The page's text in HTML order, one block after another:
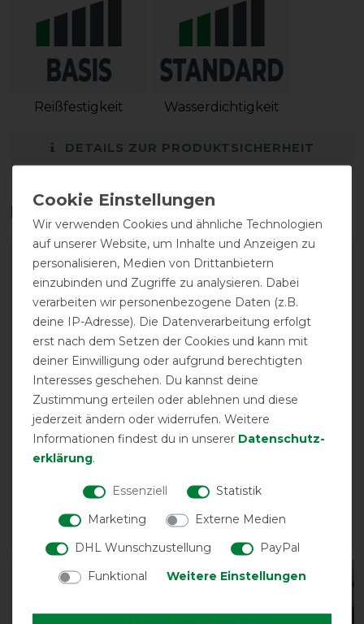
Reißfestigkeit Wasserdichtigkeit
DETAILS ZUR PRODUKTSICHERHEIT
Das perfekte Zubehör für dich
-13%
Waldhausen
Outdoorhalsteil 600D
Light 0g
vorher 39,95 €
-13%
Outdoorhalsteil 600D
vorher 39,95 €
-13%
Wir verwenden Cookies und ähnliche Technologien
auf unserer Website, um Inhalte und Anzeigen zu
personalisieren, Medien von Drittanbietern
einzubinden und Zugriffe zu analysieren. Dabei
verarbeiten wir personenbezogene Daten (z.B.
deine IP-Adresse). Die Datenverarbeitung erfolgt
erst nach dem Setzen der Cookies und kann mit
deiner Einwilligung oder aufgrund berechtigten
Interesses geschehen. Du kannst deine
Zustimmung erteilen oder ablehnen und diese
jederzeit ändern oder widerrufen. Weitere
Informationen findest du in unserer Daten­schutz­
erklärung.
Essenziell
Statistik
Marketing
Externe Medien
DHL Wunschzustellung
PayPal
Funktional
Weitere Einstellungen